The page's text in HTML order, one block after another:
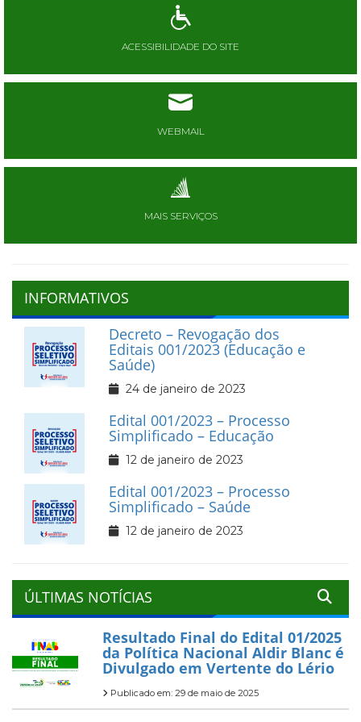
ACESSIBILIDADE DO SITE
WEBMAIL
MAIS SERVIÇOS
INFORMATIVOS
Decreto – Revogação dos
Editais 001/2023 (Educação e
Saúde)
24 de janeiro de 2023
Edital 001/2023 – Processo
Simplificado – Educação
12 de janeiro de 2023
Edital 001/2023 – Processo
Simplificado – Saúde
12 de janeiro de 2023
ÚLTIMAS NOTÍCIAS
Resultado Final do Edital 01/2025
da Política Nacional Aldir Blanc é
Divulgado em Vertente do Lério
Publicado em: 29 de maio de 2025